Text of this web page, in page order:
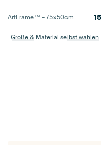
ArtFrame™ –75×50cm
Größe & Material selbst wählen